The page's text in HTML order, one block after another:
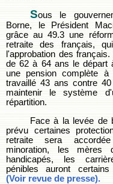
Sous le
Borne, le Président
grâce au 49.3 une
retraite des français,
l'approbation des
de 62 à 64 ans le départ
une pension complète à
travaillé 43 ans contre
maintenir le système
répartition.
Face à la levée de
prévu certaines
retraite sera
minoration, les mères
handicapés, les
pénibles auront certains
(Voir revue de presse).